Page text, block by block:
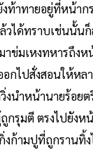
าทายอยู่ที่หน้ากร
วได้ทราบเช่นนั้น
าข่มเหงทหารถึง
กไปสั่งสอนให้หล
วิ่งนำหน้านายร้อย
รุมตี ตรงไปยังห
ก้ามปูที่ถูกรานทิ้ง